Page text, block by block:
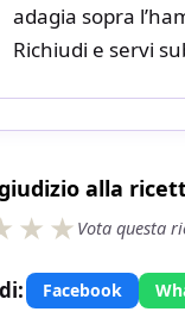
adagia sopra
Richiudi e servi
alla
Vota questa
Facebook